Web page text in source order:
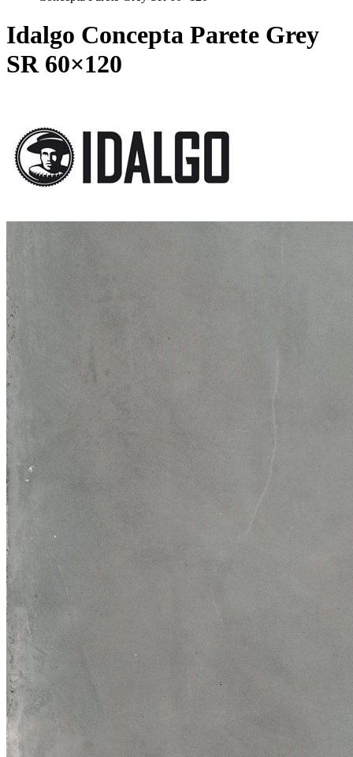
Idalgo Concepta Parete Grey
SR 60×120